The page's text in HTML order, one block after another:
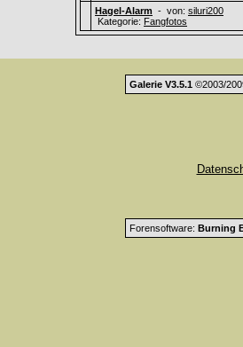
Hagel-Alarm - von: siluri200
Kategorie: Fangfotos
Galerie V3.5.1 ©2003/
Forensoftware: Burning